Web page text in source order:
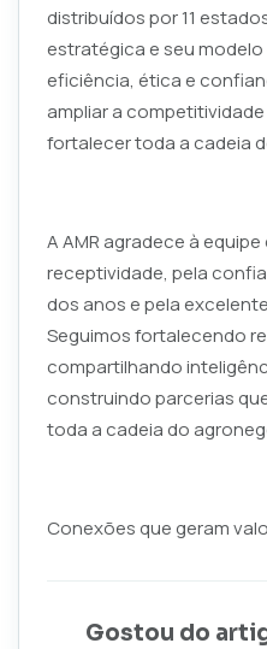
distribuídos por 11
estratégica e seu
eficiência, ética e
ampliar a
fortalecer toda a cadeia
A AMR agradece à equipe
receptividade, pela
dos anos e pela
Seguimos fortalecendo
compartilhando
construindo parcerias
toda a cadeia do
Conexões que geram
Gostou do